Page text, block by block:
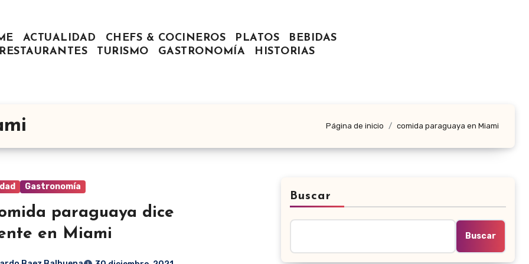
ACTUALIDAD CHEFS & COCINEROS PLATOS
BEBIDAS
RESTAURANTES
TURISMO GASTRONOMÍA HISTORIAS
Página de inicio comida paraguaya en Miami
Gastronomía
paraguaya dice
en Miami
Buscar
Buscar